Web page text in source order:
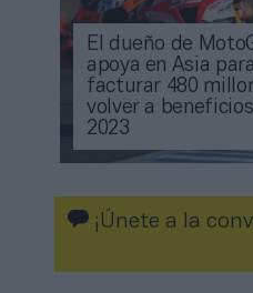
El dueño de
apoya en Asia para
facturar 480
volver a
2023
¡Únete a la